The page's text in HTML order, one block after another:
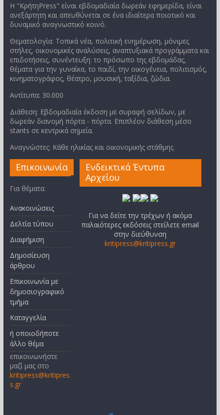
Η "ΚρήτηPress" είναι εβδομαδιαία δωρεάν εφημερίδα, είναι
ανεξάρτητη και απευθύνεται σε ένα ιδιαίτερα ποιοτικό και
δυναμικό αναγνωστικό κοινό.
Θεματολογία: Τοπικά νέα, πολιτική ενημέρωση, μόνιμες
στήλες, οικονομικές αναλύσεις, αναπτυξιακά προγράμματα και
επιδοτήσεις, συνέντευξη: το πρόσωπο της εβδομάδας,
θέματα για την γυναίκα, το παιδί, την οικογένεια, πολιτισμός,
κινηματογράφος, θέατρο, μουσική, ταξίδια, ζώδια.
Αντίτυπα: 30.000
Διάθεση: Εβδομαδιαία έκδοση με συραφή σελίδων, με
δωρεάν διανομή πόρτα - πόρτα. Επιπλέον διάθεση μέσο
stants σε κεντρικά σημεία.
Αναγνώστες: Κάθε ηλικίας και οικονομικής στάθμης.
Επικοινωνία
Για θέματα:
Ανακοινώσεις
Δελτία τύπου
Διαφήμιση
Δημοσίευση
άρθρου
Επικοινωνία με
δημοσιογραφικό
τμήμα
Καταγγελία
ή οποιοδήποτε
άλλο θέμα
επικοινωνήστε
μαζί μας στο
kritipress@kritipres
s.gr
Ενδεικτικά Έντυπα
Αρχείου
Για να δείτε την τρέχων ή ακόμα
παλαιότερες εκδόσεις στείλετε email
στην διεύθυνση
kritipress@kritipress.gr